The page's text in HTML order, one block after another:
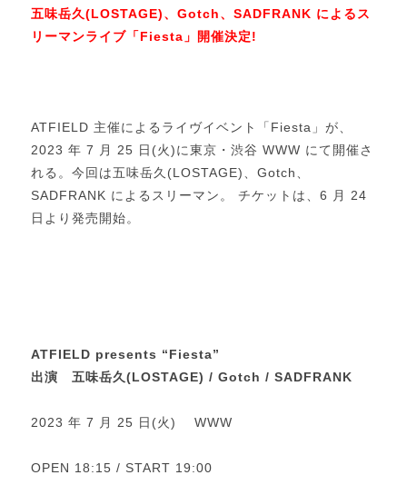
五味岳久(LOSTAGE)、Gotch、SADFRANK によるス
リーマンライブ「Fiesta」開催決定!
ATFIELD 主催によるライヴイベント「Fiesta」が、
2023 年 7 月 25 日(火)に東京・渋谷 WWW にて開催さ
れる。今回は五味岳久(LOSTAGE)、Gotch、
SADFRANK によるスリーマン。 チケットは、6 月 24
日より発売開始。
ATFIELD presents “Fiesta”
出演 五味岳久(LOSTAGE) / Gotch / SADFRANK
2023 年 7 月 25 日(火) WWW
OPEN 18:15 / START 19:00